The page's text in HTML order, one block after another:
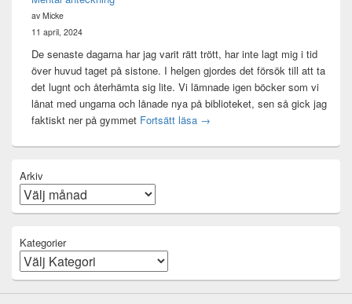
av Micke
11 april, 2024
De senaste dagarna har jag varit rätt trött, har inte lagt mig i tid
över huvud taget på sistone. I helgen gjordes det försök till att ta
det lugnt och återhämta sig lite. Vi lämnade igen böcker som vi
lånat med ungarna och lånade nya på biblioteket, sen så gick jag
faktiskt ner på gymmet Fortsätt läsa Mental anteckning
→
Arkiv
Kategorier